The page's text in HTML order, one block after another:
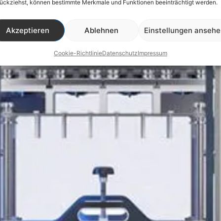
können bestimmte Merkmale und Funktionen beeinträchtigt werden.
Akzeptieren Ablehnen Einstellungen
Cookie-RichtlinieDatenschutzImpressum